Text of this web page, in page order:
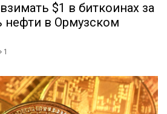
$1 в биткоинах за
нефти в Ормузском
1